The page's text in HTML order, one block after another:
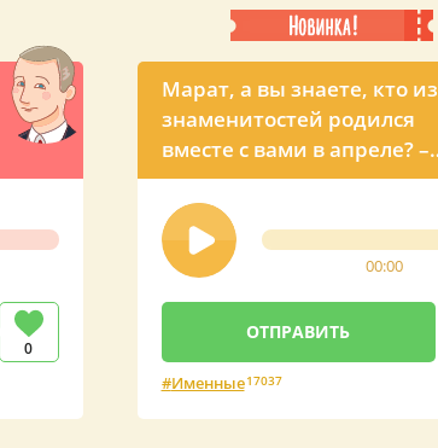
0
Марат, а вы знаете, кто из
знаменитостей родился
вместе с вами в апреле? –
прикольный звонок с
именным поздравлением
от Владимира
Владимировича
00:00
Именные17037